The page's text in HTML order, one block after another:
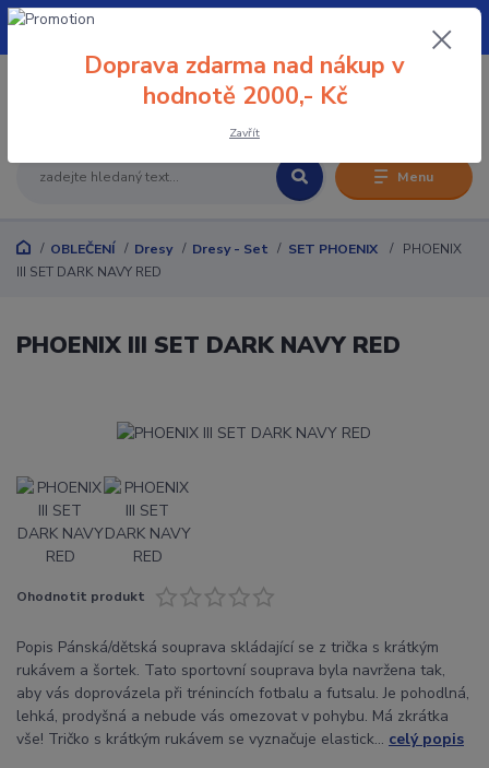
Menu
+420 608 032 114
OBLEČENÍ Dresy Dresy - Set SET PHOENIX
PHOENIX
III SET DARK NAVY RED
PHOENIX III SET DARK NAVY RED
Ohodnotit produkt
Popis Pánská/dětská souprava skládající se z trička s krátkým
rukávem a šortek. Tato sportovní souprava byla navržena tak,
aby vás doprovázela při trénincích fotbalu a futsalu. Je pohodlná,
lehká, prodyšná a nebude vás omezovat v pohybu. Má zkrátka
vše! Tričko s krátkým rukávem se vyznačuje elastick... celý popis
Doprava zdarma nad nákup v
hodnotě 2000,- Kč
Zavřít